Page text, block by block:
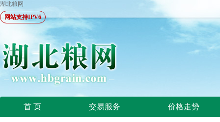
湖北粮网
网站支持IPV6
首 页 交易服务 价格走势